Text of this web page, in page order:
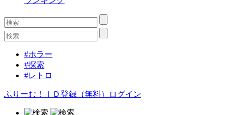
#ホラー
#探索
#レトロ
ふりーむ！ＩＤ登録（無料） ログイン